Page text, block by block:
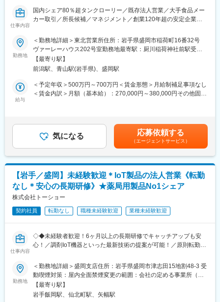
◇ユニットプロセス
各製造プロセスにおける製造技術の改善、品質向上を目指した生
◇プロセスインテグレーション技術
新技術・製品の製造に向けた各工程の構造設計見極め、各プロセ
スの維持管理を担当。
◇生産性改善推進
IEやITを使ったシステム改善活動やビッグデータを用いた生産性
改善分析。
点で、東北最大級の半導体デバイス製造工場として国内外から注
目されています。AIや自動化を駆使した最先端設備が整ってお
り、効率的な生産を支えています。
技術や生産技術。量産プロセスの安定化や品質向上に直接関わる
重要なポジションです。先端設備で経験を積むことで、世界トッ
プレベルの技術力を身につけることができます。
変更の範囲：会社の定める業務
仕事内容
国内シェア80％超タンクローリー／既存法人営業／大手食品メー
カー取引／所長候補／マネジメント／創業120年超の安定企業
■業務概要：
ご入社後は東北営業所に配属後、食品製造用のタンク・タンクロ
ーリーの営業をお任せします。
また、将来的には営業所のマネジメントをお願いしたいと思って
おります。
詳細は以下の通りです。
■詳細業務：
■取扱製品：
食品工場の製造ラインのプラント設備とその内で使用されるステ
■顧客先
・食品メーカー
・運送会社 等
一部新規顧客に関しては法人向けの展示会やHPからの流入対応と
なります。
■ポジションの魅力：
当社のタンク・タンクローリーは国内トップシェアの製品が多
ーズにそった設計・製作を行ない広い分野のニーズに合ったステ
ンレスサニタリータンクを扱っております。
それ故に大手食品会社とも安定の取引があり、営業としてもとて
も仕事がしやすい環境が整っています。
勤務地
＜勤務地詳細＞東北営業所住所：岩手県盛岡市稲荷町16番32号
ヴァーレーハウス202号室勤務地最寄駅：厨川稲荷神社前駅受動
喫煙対策：屋内全面禁煙変更の範囲：会社の定める事業所
【最寄り駅】
前潟駅、青山駅(岩手県)、盛岡駅
給与
＜予定年収＞500万円～700万円＜賃金形態＞月給制補足事項なし
＜賃金内訳＞月額（基本給）：270,000円～380,000円その他固定
年度実績6.0ヶ月）を含む賃金はあくまでも目安の金額であり、選
考を通じて上下する可能性があります。月給(月額)は固定手当を含
気になる 応募依頼する
（エージェントサービス）
【岩手／盛岡】未経験歓迎＊IoT製品の法人営業《転勤
なし＊安心の長期研修》★薬局用製品No1シェア
株式会社トーショー
契約社員 転勤なし 職種未経験歓迎 業種未経験歓迎
仕事内容
◇◆未経験者歓迎！6ヶ月以上の長期研修でキャッチアップも安
心！／調剤IoT機器といった最新技術の提案が可能！／原則転勤は
仕事◆◇
【はじめに】
既存のお客様である調剤薬局やドラッグストアに対して、主力製
品である全自動調剤分包機などの調剤IoT機器を販売いただく職種
勤務地
＜勤務地詳細＞盛岡支店住所：岩手県盛岡市津志田15地割48-3 受
動喫煙対策：屋内全面禁煙変更の範囲：会社の定める事業所（リ
モートワーク含む）
【最寄り駅】
岩手飯岡駅、仙北町駅、矢幅駅